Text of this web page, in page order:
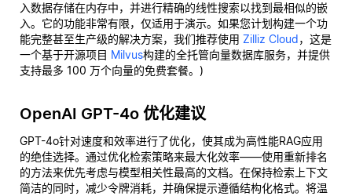
入数据存储在内存中，并进行精确的线性搜索以找到最相似的嵌
入。它的功能非常有限，仅适用于演示。如果您计划构建一个功
能完整甚至生产级的解决方案，我们推荐使用 Zilliz Cloud，这是
一个基于开源项目 Milvus构建的全托管向量数据库服务，并提供
支持最多 100 万个向量的免费套餐。)
OpenAI GPT-4o 优化建议
GPT-4o针对速度和效率进行了优化，使其成为高性能RAG应用
的绝佳选择。通过优化检索策略来最大化效率——使用重新排名
的方法来优先考虑与模型相关性最高的文档。在保持检索上下文
简洁的同时，减少令牌消耗，并确保提示遵循结构化格式。将温